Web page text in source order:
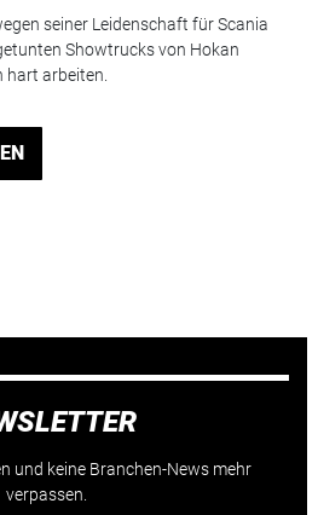
seiner Leidenschaft für Scania
Showtrucks von Hokan
hart arbeiten.
und keine Branchen-News mehr
verpassen.